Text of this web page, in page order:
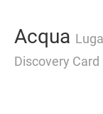
Acqua
Discovery Card